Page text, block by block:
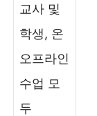
교사 및
학생, 온
오프라인
수업 모
두